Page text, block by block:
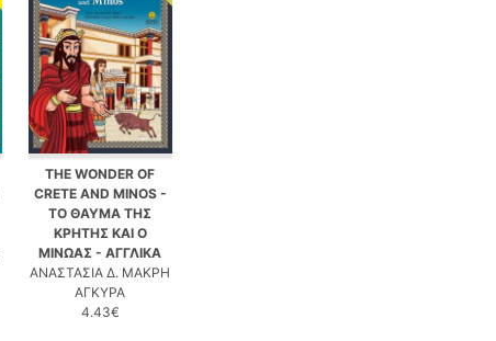
THE WONDER OF
CRETE AND MINOS -
ΤΟ ΘΑΥΜΑ ΤΗΣ
ΚΡΗΤΗΣ ΚΑΙ Ο
ΜΙΝΩΑΣ - ΑΓΓΛΙΚΑ
ΑΝΑΣΤΑΣΙΑ Δ. ΜΑΚΡΗ
ΑΓΚΥΡΑ
4.43€